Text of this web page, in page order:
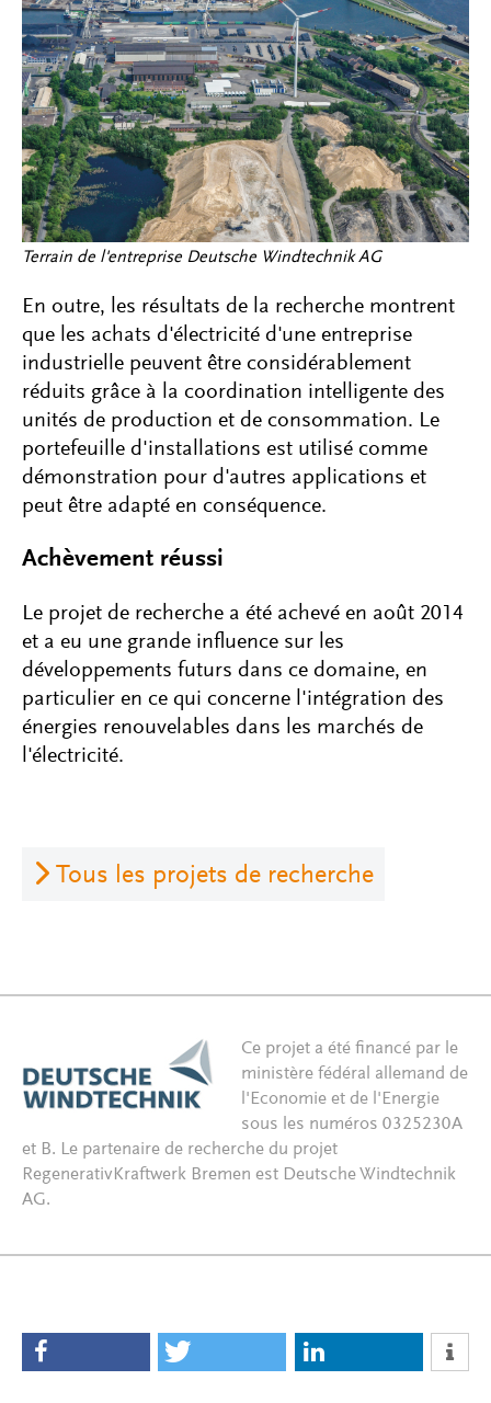
Terrain de l'entreprise Deutsche Windtechnik AG
En outre, les résultats de la recherche montrent
que les achats d'électricité d'une entreprise
industrielle peuvent être considérablement
réduits grâce à la coordination intelligente des
unités de production et de consommation. Le
portefeuille d'installations est utilisé comme
démonstration pour d'autres applications et
peut être adapté en conséquence.
Achèvement réussi
Le projet de recherche a été achevé en août 2014
et a eu une grande influence sur les
développements futurs dans ce domaine, en
particulier en ce qui concerne l'intégration des
énergies renouvelables dans les marchés de
l'électricité.
Tous les projets de recherche
Ce projet a été financé par le
ministère fédéral allemand de
l'Economie et de l'Energie
sous les numéros 0325230A
et B. Le partenaire de recherche du projet
RegenerativKraftwerk Bremen est Deutsche Windtechnik
AG.